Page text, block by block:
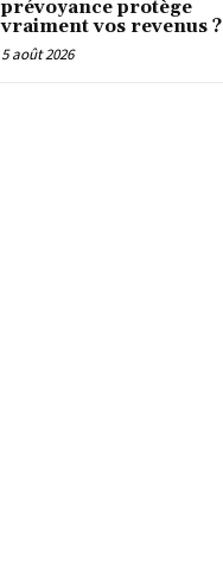
prévoyance protège
vraiment vos revenus ?
5 août 2026